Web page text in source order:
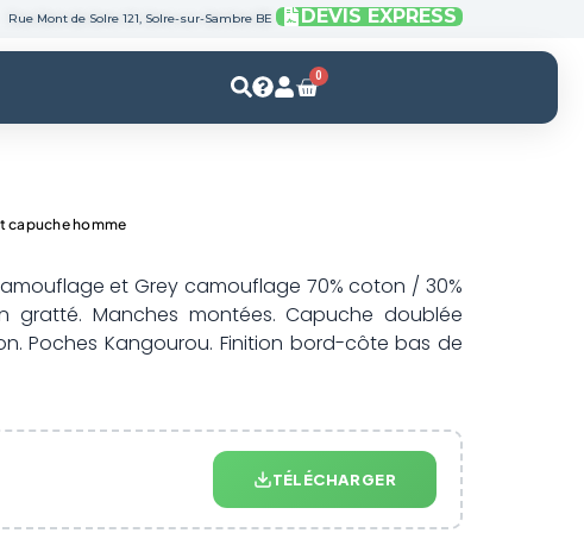
Rue Mont de Solre 121, Solre-sur-Sambre BE DEVIS EXPRESS
0
Panier
capuche homme
et Grey camouflage 70% coton / 30%
gratté. Manches montées. Capuche doublée
Poches Kangourou. Finition bord-côte bas de
TÉLÉCHARGER